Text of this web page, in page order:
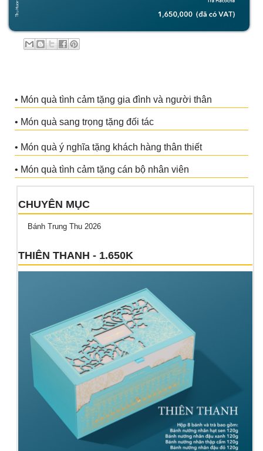
• Món quà tình cảm tặng gia đình và người thân
• Món quà sang trọng tặng đối tác
• Món quà ý nghĩa tặng khách hàng thân thiết
• Món quà tình cảm tặng cán bộ nhân viên
CHUYÊN MỤC
Bánh Trung Thu 2026
THIÊN THANH - 1.650K